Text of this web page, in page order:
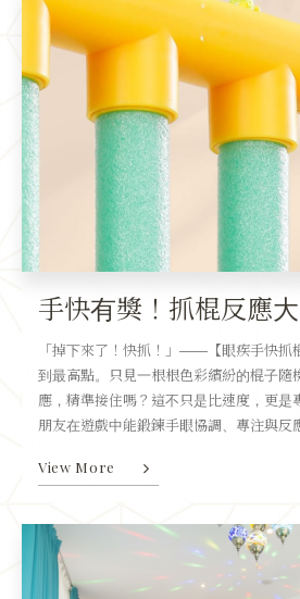
手快有獎！抓棍反應
「掉下來了！快抓！」——【眼疾手快抓
到最高點。只見一根根色彩繽紛的棍子隨
應，精準接住嗎？這不只是比速度，更是
朋友在遊戲中能鍛鍊手眼協調、專注與反
View More